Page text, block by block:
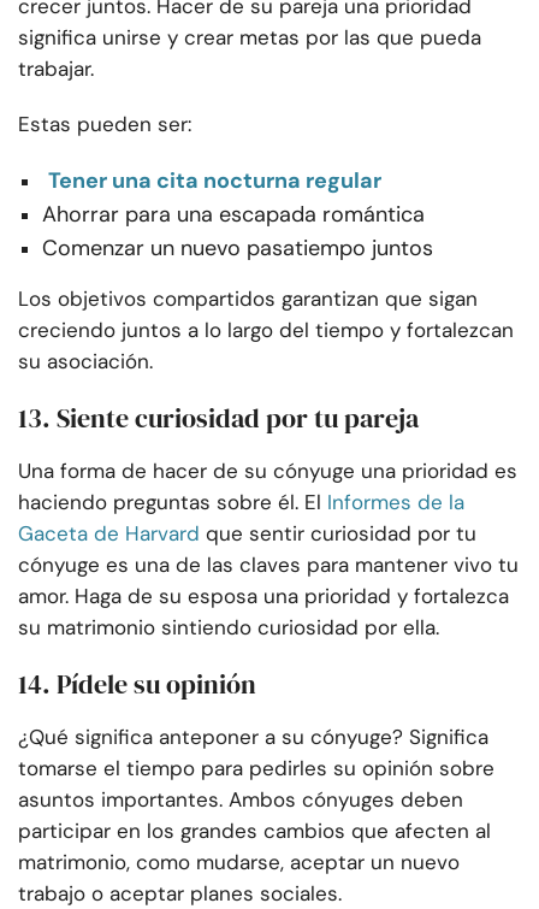
crecer juntos. Hacer de su pareja una prioridad
significa unirse y crear metas por las que pueda
trabajar.
Estas pueden ser:
Tener una cita nocturna regular
Ahorrar para una escapada romántica
Comenzar un nuevo pasatiempo juntos
Los objetivos compartidos garantizan que sigan
creciendo juntos a lo largo del tiempo y fortalezcan
su asociación.
13. Siente curiosidad por tu pareja
Una forma de hacer de su cónyuge una prioridad es
haciendo preguntas sobre él. El Informes de la
Gaceta de Harvard que sentir curiosidad por tu
cónyuge es una de las claves para mantener vivo tu
amor. Haga de su esposa una prioridad y fortalezca
su matrimonio sintiendo curiosidad por ella.
14. Pídele su opinión
¿Qué significa anteponer a su cónyuge? Significa
tomarse el tiempo para pedirles su opinión sobre
asuntos importantes. Ambos cónyuges deben
participar en los grandes cambios que afecten al
matrimonio, como mudarse, aceptar un nuevo
trabajo o aceptar planes sociales.